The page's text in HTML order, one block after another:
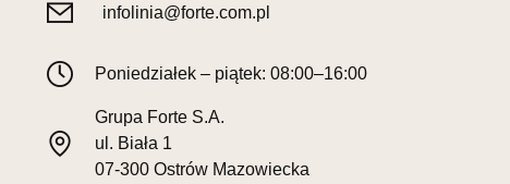
infolinia@forte.com.pl
Poniedziałek – piątek: 08:00–16:00
Grupa Forte S.A.
ul. Biała 1
07-300 Ostrów Mazowiecka